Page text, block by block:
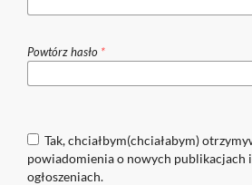
Powtórz hasło *
Tak, chciałbym(chciałabym) otrzymywać
powiadomienia o nowych publikacjach i
ogłoszeniach.